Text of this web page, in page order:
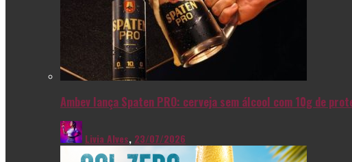
Ambev lança Spaten PRO: cerveja sem álcool com 10g de
Livia Alves, 23/07/2026